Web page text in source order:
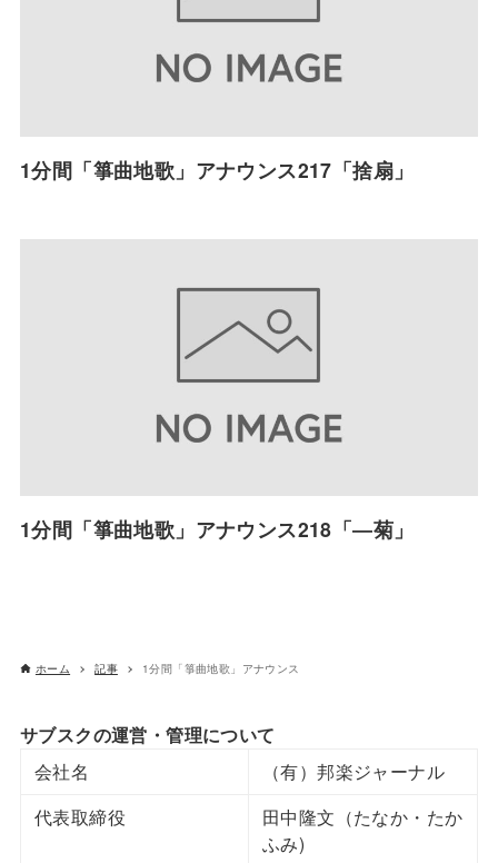
1分間「箏曲地歌」アナウンス217「捨扇」
1分間「箏曲地歌」アナウンス218「―菊」
ホーム 記事 1分間「箏曲地歌」アナウンス
サブスクの運営・管理について
会社名
（有）邦楽ジャーナル
代表取締役
田中隆文（たなか・たか
ふみ)